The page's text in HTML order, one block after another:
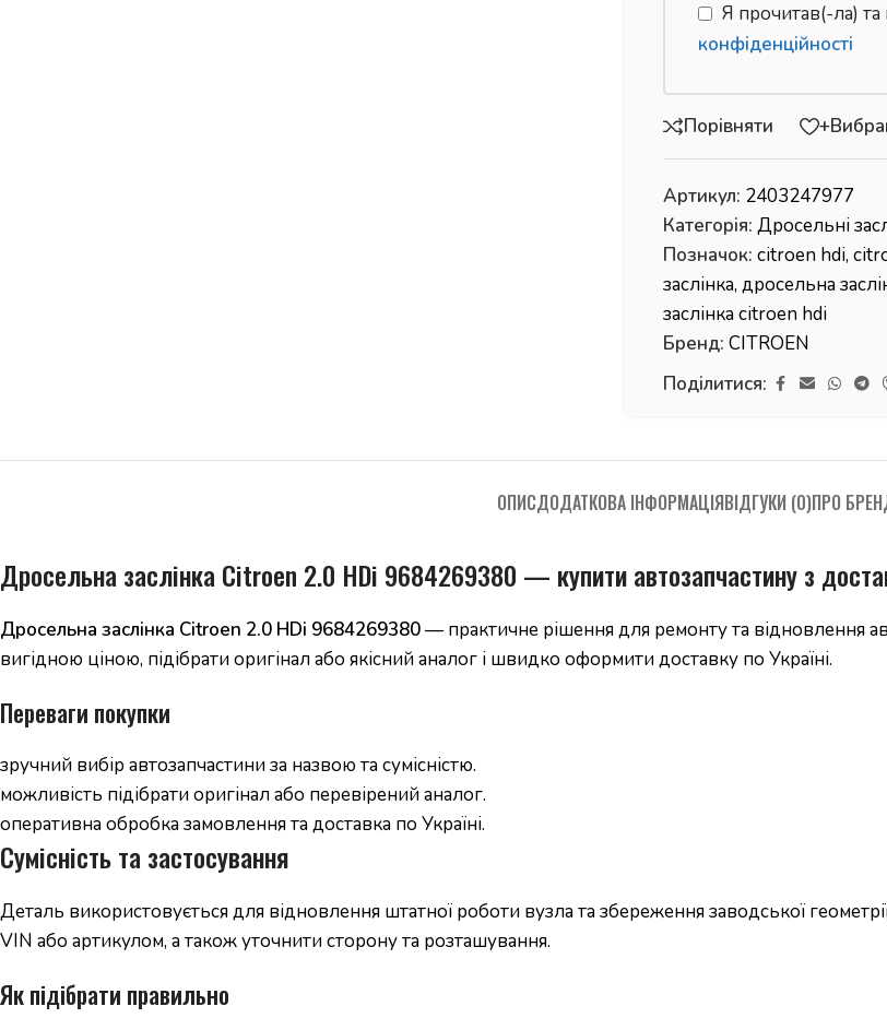
Я прочитав(-ла)
конфіденційності
Порівняти
Артикул: 2403247977
Категорія: Дросельні
Позначок: citroen hdi,
заслінка, дросельна
заслінка citroen hdi
Бренд:CITROEN
Поділитися:
ОПИСДОДАТКОВА ІНФОРМАЦІЯВІДГУКИ (0)ПРО
Дросельна заслінка Citroen 2.0 HDi 9684269380 — купити автозапчастину з
Дросельна заслінка Citroen 2.0 HDi 9684269380— практичне рішення для ремонту та відновлення
вигідною ціною, підібрати оригінал або якісний аналог і швидко оформити доставку по Україні.
Переваги покупки
зручний вибір автозапчастини за назвою та сумісністю.
можливість підібрати оригінал або перевірений аналог.
оперативна обробка замовлення та доставка по Україні.
Сумісність та застосування
Деталь використовується для відновлення штатної роботи вузла та збереження заводської
VIN або артикулом, а також уточнити сторону та розташування.
Як підібрати правильно